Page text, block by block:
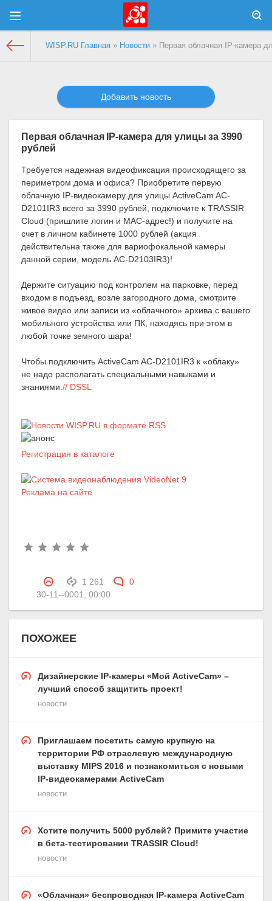
WISP.RU Главная » Новости » Первая облачная IP-камера
Добавить новость
Первая облачная IP-камера для улицы за 3990
рублей
Требуется надежная видеофиксация происходящего за
периметром дома и офиса? Приобретите первую
облачную IP-видеокамеру для улицы ActiveCam AC-
D2101IR3 всего за 3990 рублей, подключите к TRASSIR
Cloud (пришлите логин и MAC-адрес!) и получите на
счет в личном кабинете 1000 рублей (акция
действительна также для вариофокальной камеры
данной серии, модель AC-D2103IR3)!
Держите ситуацию под контролем на парковке, перед
входом в подъезд, возле загородного дома, смотрите
живое видео или записи из «облачного» архива с вашего
мобильного устройства или ПК, находясь при этом в
любой точке земного шара!
Чтобы подключить ActiveCam AC-D2101IR3 к «облаку»
не надо располагать специальными навыками и
знаниями.// DSSL
Регистрация в каталоге
Реклама на сайте
1 261
0
30-11--0001, 00:00
ПОХОЖЕЕ
Дизайнерские IP-камеры «Мой ActiveCam» –
лучший способ защитить проект!
новости
Приглашаем посетить самую крупную на
территории РФ отраслевую международную
выставку MIPS 2016 и познакомиться с новыми
IP-видеокамерами ActiveCam
новости
Хотите получить 5000 рублей? Примите участие
в бета-тестировании TRASSIR Cloud!
новости
«Облачная» беспроводная IP-камера ActiveCam